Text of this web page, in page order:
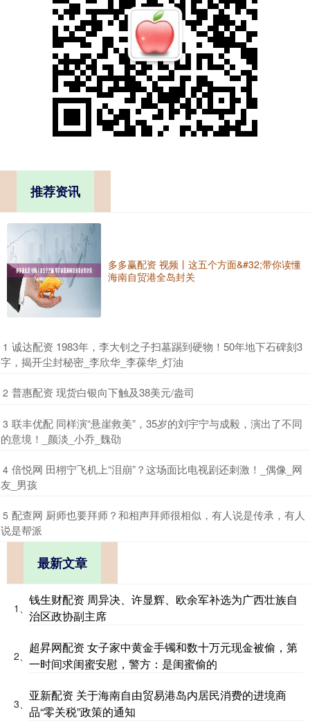
推荐资讯
多多赢配资 视频丨这五个方面&#32;带你读懂
海南自贸港全岛封关
1 ​诚达配资 1983年，李大钊之子扫墓踢到硬物！50年地下石碑刻3
字，揭开尘封秘密_李欣华_李葆华_灯油
2 ​普惠配资 现货白银向下触及38美元/盎司
3 ​联丰优配 同样演“悬崖救美”，35岁的刘宇宁与成毅，演出了不同
的意境！_颜淡_小乔_魏劭
4 ​倍悦网 田栩宁飞机上“泪崩”？这场面比电视剧还刺激！_偶像_网
友_男孩
5 ​配查网 厨师也要拜师？和相声拜师很相似，有人说是传承，有人
说是帮派
最新文章
1、
钱生财配资 周异决、许显辉、欧余军补选为广西壮族自
治区政协副主席
2、
超昇网配资 女子家中黄金手镯和数十万元现金被偷，第
一时间求闺蜜安慰，警方：是闺蜜偷的
3、
亚新配资 关于海南自由贸易港岛内居民消费的进境商
品“零关税”政策的通知